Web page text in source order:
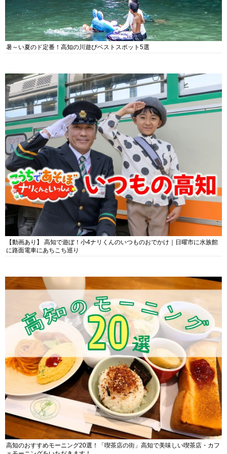
暑～い夏のド定番！高知の川遊びベストスポット5選
【動画あり】 高知で遊ぼ！小4ナリくんのいつものおでかけ｜日曜市に水族館
に路面電車にあちこち巡り
高知のおすすめモーニング20選！「喫茶店の街」高知で美味しい喫茶店・カフ